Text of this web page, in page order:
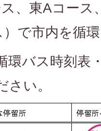
、東Aコース
で市内を循
環バス時刻表
さい。